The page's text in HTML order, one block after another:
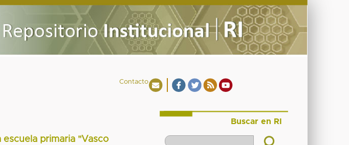
Contacto
primaria "Vasco
Buscar en RI